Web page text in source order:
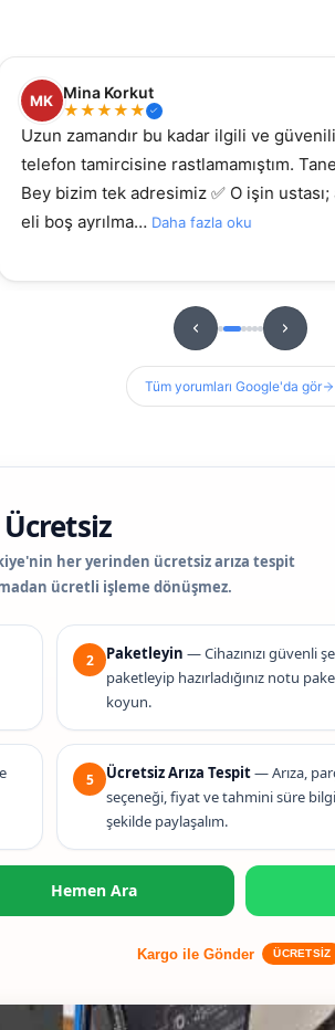
MK Mina Korkut
★★★★★
Uzun zamandır bu kadar ilgili ve
telefon tamircisine rastlamamıştım.
Bey bizim tek adresimiz ✅ O işin ustası;
eli boş ayrılma… Daha fazla oku
Tüm yorumları Google'da gör
her yerinden ücretsiz arıza tespit
ücretli işleme dönüşmez.
2 Paketleyin — Cihazınızı güvenli
paketleyip hazırladığınız notu
koyun.
5 Ücretsiz Arıza Tespit— Arıza,
seçeneği, fiyat ve tahmini süre
şekilde paylaşalım.
Hemen Ara
Kargo ile Gönder ÜCRETSİZ